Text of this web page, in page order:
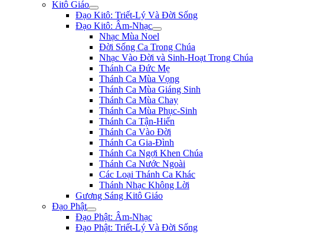
Kitô Giáo
Đạo Kitô: Triết-Lý Và Đời Sống
Đạo Kitô: Âm-Nhạc
Nhạc Mùa Noel
Đời Sống Ca Trong Chúa
Nhạc Vào Đời và Sinh-Hoạt Trong Chúa
Thánh Ca Đức Mẹ
Thánh Ca Mùa Vọng
Thánh Ca Mùa Giáng Sinh
Thánh Ca Mùa Chay
Thánh Ca Mùa Phục-Sinh
Thánh Ca Tận-Hiến
Thánh Ca Vào Đời
Thánh Ca Gia-Đình
Thánh Ca Ngợi Khen Chúa
Thánh Ca Nước Ngoài
Các Loại Thánh Ca Khác
Thánh Nhạc Không Lời
Gương Sáng Kitô Giáo
Đạo Phật
Đạo Phật: Âm-Nhạc
Đạo Phật: Triết-Lý Và Đời Sống